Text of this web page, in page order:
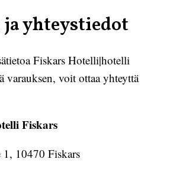
yhteystiedot
Fiskars Hotelli|hotelli
varauksen, voit ottaa yhteyttä
Fiskars
1, 10470 Fiskars